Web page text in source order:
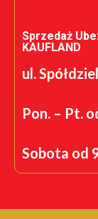
Sprzedaż
KAUFLAND
ul.
Pon. – Pt.
Sobota od